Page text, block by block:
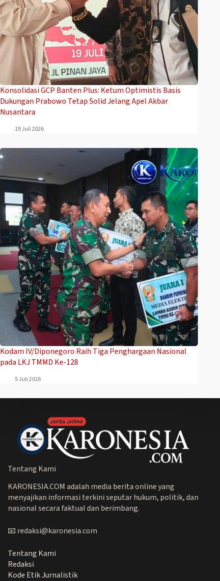
Konsolidasi GCP Banten Plus: Ketum Optimistis Basis
Dukungan Prabowo Tetap Solid Jelang Apel Akbar
Nusantara
19 Juli 2026
Kodam IV/Diponegoro Raih Tiga Penghargaan Nasional
pada LKJ TMMD Ke-128
5 Juli 2026
Tentang Kami
KARONESIA.COM adalah media berita online yang
menyajikan informasi terkini seputar hukum, politik, dan
nasional secara faktual dan berimbang.
📧 redaksi@karonesia.com
Tentang Kami
Redaksi
Kode Etik Jurnalistik